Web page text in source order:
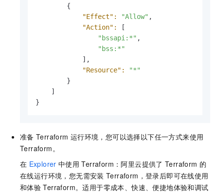
        {
"Effect":
"Allow" ,
"Action":
[
"bssapi:*" ,
"bss:*"
            ],
"Resource":
"*"
        }
    ]
}
准备 Terraform 运行环境，您可以选择以下任一方式来使用
Terraform。
在 Explorer 中使用 Terraform：阿里云提供了 Terraform 的
在线运行环境，您无需安装 Terraform，登录后即可在线使用
和体验 Terraform。适用于零成本、快速、便捷地体验和调试